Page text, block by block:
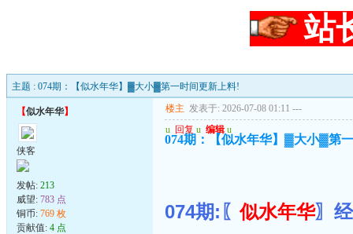
站
主题 : 074期：【似水年华】▓大小▓第一时间更新上料!
【似水年华】
侠客
发帖: 213
威望: 783 点
铜币: 769 枚
贡献值: 4 点
楼主 发表于: 2026-07-08 01:11 ---
u 回复 u 编辑 u
074期：【似水年华】▓大小▓第
074期:〖似水年华〗